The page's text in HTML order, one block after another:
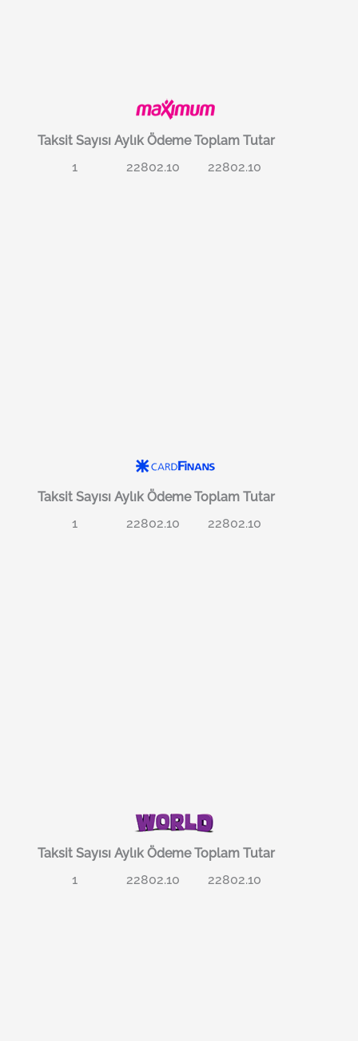
Taksit Sayısı Aylık Ödeme Toplam Tutar
1
22802.10 22802.10
Taksit Sayısı Aylık Ödeme Toplam Tutar
1
22802.10 22802.10
Taksit Sayısı Aylık Ödeme Toplam Tutar
1
22802.10 22802.10